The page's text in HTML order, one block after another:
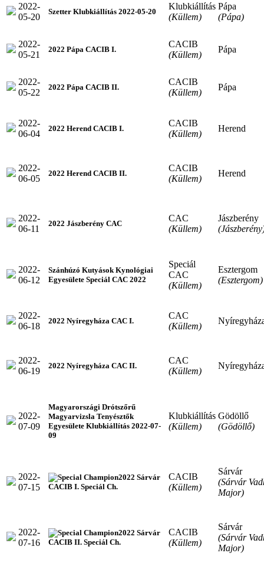
2022-
05-20
Szetter Klubkiállítás 2022-05-20
Klubkiállítás
(Küllem)
Pápa
(Pápa)
2022-
05-21
2022 Pápa CACIB I.
CACIB
(Küllem)
Pápa
2022-
05-22
2022 Pápa CACIB II.
CACIB
(Küllem)
Pápa
2022-
06-04
2022 Herend CACIB I.
CACIB
(Küllem)
Herend
2022-
06-05
2022 Herend CACIB II.
CACIB
(Küllem)
Herend
2022-
06-11
2022 Jászberény CAC
CAC
(Küllem)
Jászberény
2022-
06-12
Szánhúzó Kutyások Kynológiai
Egyesülete Speciál CAC 2022
Speciál
CAC
(Küllem)
Esztergom
(Esztergom)
2022-
06-18
2022 Nyíregyháza CAC I.
CAC
(Küllem)
2022-
06-19
2022 Nyíregyháza CAC II.
CAC
(Küllem)
2022-
07-09
Magyarországi Drótszőrű
Magyarvizsla Tenyésztők
Egyesülete Klubkiállítás 2022-07-
09
Klubkiállítás
(Küllem)
Gödöllő
(Gödöllő)
2022-
07-15
2022 Sárvár
CACIB I. Speciál Ch.
CACIB
(Küllem)
Sárvár
(Sárvár
Major)
2022-
07-16
2022 Sárvár
CACIB II. Speciál Ch.
CACIB
(Küllem)
Sárvár
(Sárvár
Major)